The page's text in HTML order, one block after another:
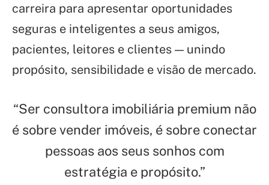
carreira para apresentar oportunidades
seguras e inteligentes a seus amigos,
pacientes, leitores e clientes — unindo
propósito, sensibilidade e visão de mercado.
“Ser consultora imobiliária premium não
é sobre vender imóveis, é sobre conectar
pessoas aos seus sonhos com
estratégia e propósito.”